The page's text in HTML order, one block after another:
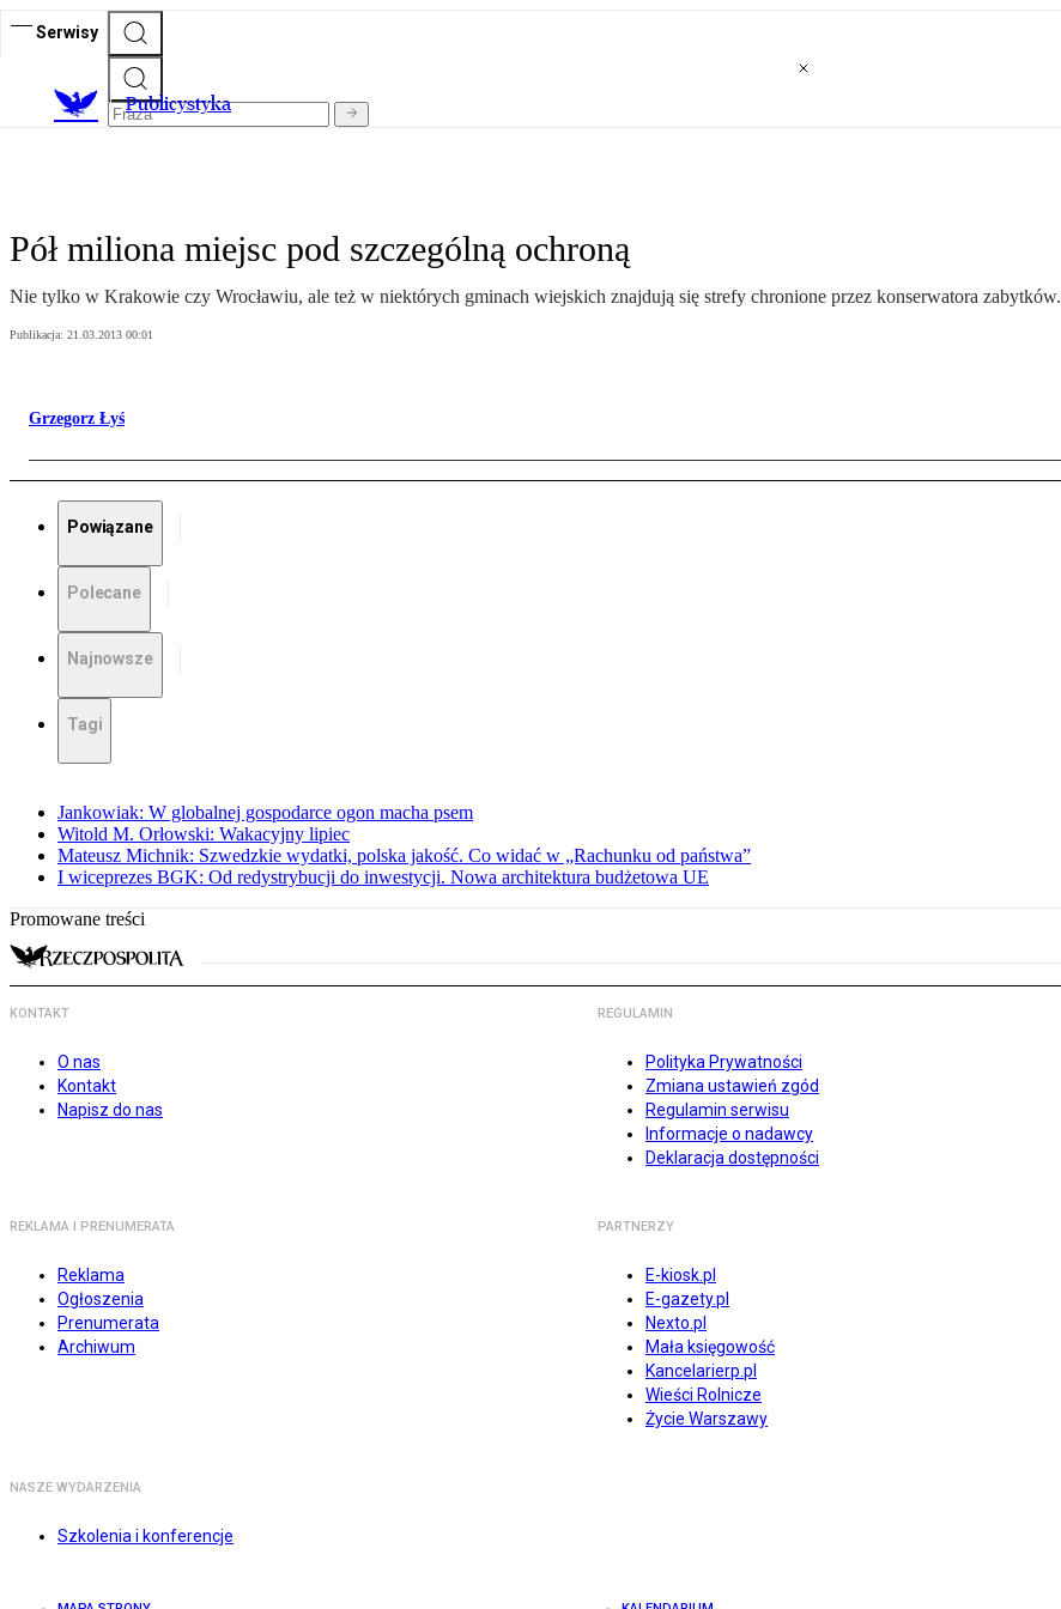
Serwisy
Publicystyka
Pół miliona miejsc pod szczególną ochroną
Nie tylko w Krakowie czy Wrocławiu, ale też w niektórych gminach wiejskich znajdują się strefy chronione przez konserwatora zabytków.
Publikacja: 21.03.2013 00:01
Grzegorz Łyś
Powiązane
Polecane
Najnowsze
Tagi
Jankowiak: W globalnej gospodarce ogon macha psem
Witold M. Orłowski: Wakacyjny lipiec
Mateusz Michnik: Szwedzkie wydatki, polska jakość. Co widać w „Rachunku od państwa”
I wiceprezes BGK: Od redystrybucji do inwestycji. Nowa architektura budżetowa UE
Promowane treści
KONTAKT
O nas
Kontakt
Napisz do nas
REGULAMIN
Polityka Prywatności
Zmiana ustawień zgód
Regulamin serwisu
Informacje o nadawcy
Deklaracja dostępności
REKLAMA I PRENUMERATA
Reklama
Ogłoszenia
Prenumerata
Archiwum
PARTNERZY
E-kiosk.pl
E-gazety.pl
Nexto.pl
Mała księgowość
Kancelarierp.pl
Wieści Rolnicze
Życie Warszawy
NASZE WYDARZENIA
Szkolenia i konferencje